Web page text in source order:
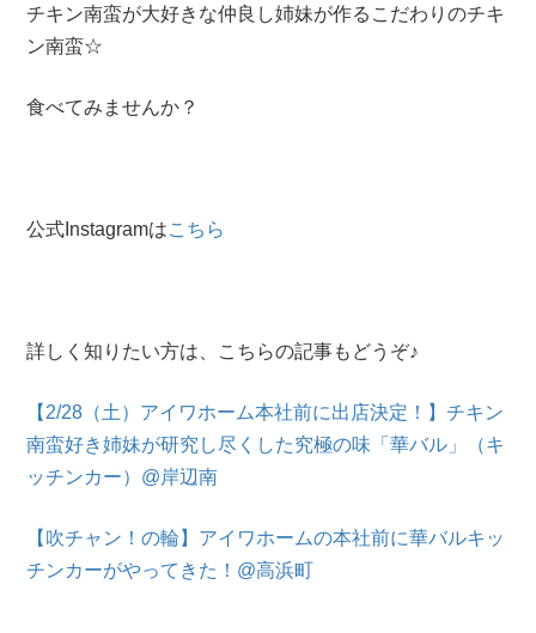
チキン南蛮が大好きな仲良し姉妹が作るこだわりのチキ
ン南蛮☆
食べてみませんか？
公式Instagramはこちら
詳しく知りたい方は、こちらの記事もどうぞ♪
【2/28（土）アイワホーム本社前に出店決定！】チキン
南蛮好き姉妹が研究し尽くした究極の味「華バル」（キ
ッチンカー）@岸辺南
【吹チャン！の輪】アイワホームの本社前に華バルキッ
チンカーがやってきた！@高浜町